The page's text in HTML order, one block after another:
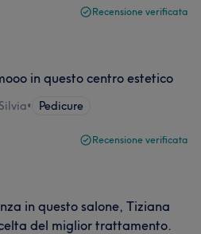
Recensione verificata
in questo centro estetico
• Pedicure
Recensione verificata
in questo salone, Tiziana
del miglior trattamento.